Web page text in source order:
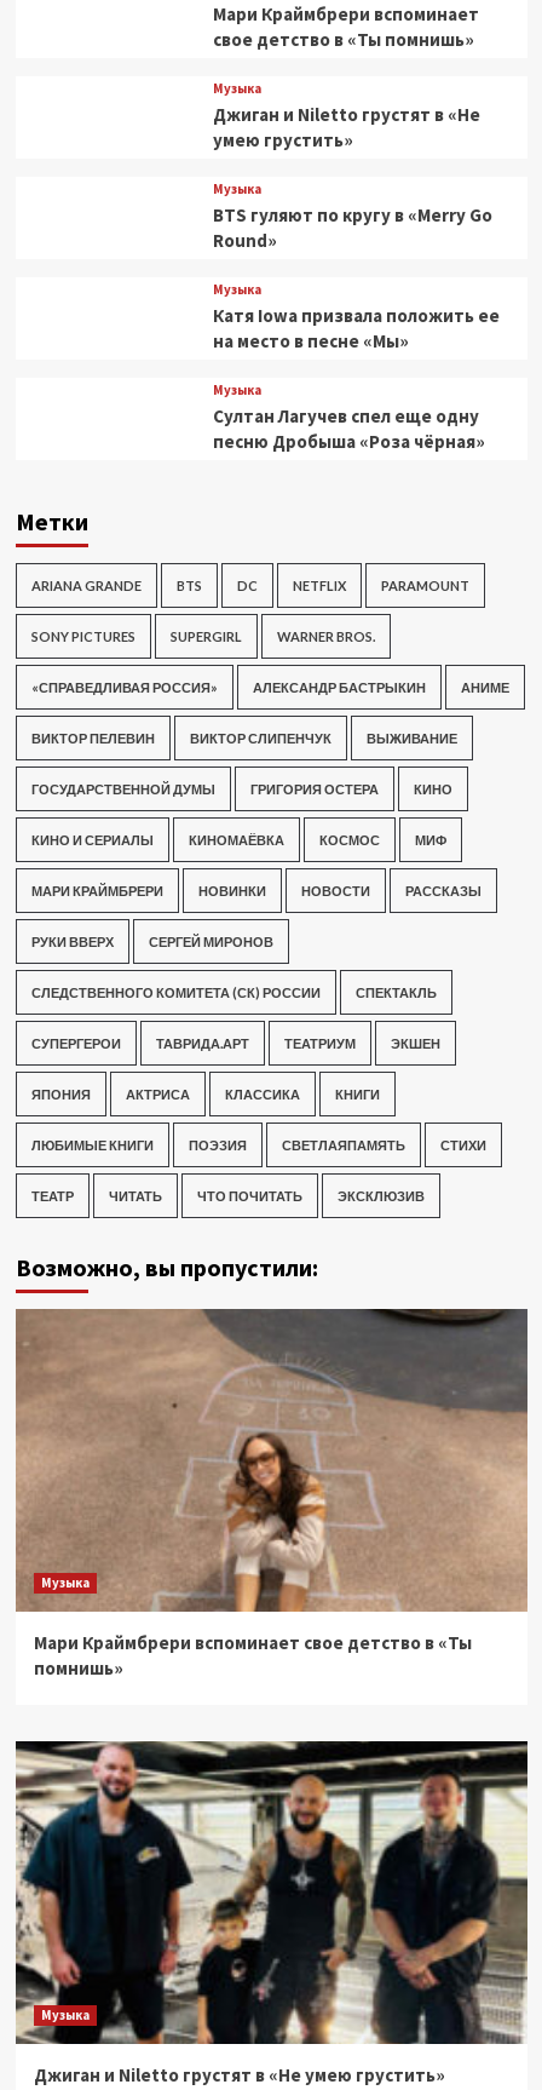
Мари Краймбрери вспоминает
свое детство в «Ты помнишь»
Музыка
Джиган и Niletto грустят в «Не
умею грустить»
Музыка
BTS гуляют по кругу в «Merry Go
Round»
Музыка
Катя Iowa призвала положить ее
на место в песне «Мы»
Музыка
Султан Лагучев спел еще одну
песню Дробыша «Роза чёрная»
Метки
ARIANA GRANDE BTS DC NETFLIX PARAMOUNT
SONY PICTURES SUPERGIRL WARNER BROS.
«СПРАВЕДЛИВАЯ РОССИЯ» АЛЕКСАНДР БАСТРЫКИН АНИМЕ
ВИКТОР ПЕЛЕВИН ВИКТОР СЛИПЕНЧУК ВЫЖИВАНИЕ
ГОСУДАРСТВЕННОЙ ДУМЫ ГРИГОРИЯ ОСТЕРА КИНО
КИНО И СЕРИАЛЫ КИНОМАЁВКА КОСМОС МИФ
МАРИ КРАЙМБРЕРИ НОВИНКИ НОВОСТИ РАССКАЗЫ
РУКИ ВВЕРХ СЕРГЕЙ МИРОНОВ
СЛЕДСТВЕННОГО КОМИТЕТА (СК) РОССИИ СПЕКТАКЛЬ
СУПЕРГЕРОИ ТАВРИДА.АРТ ТЕАТРИУМ ЭКШЕН
ЯПОНИЯ АКТРИСА КЛАССИКА КНИГИ
ЛЮБИМЫЕ КНИГИ ПОЭЗИЯ СВЕТЛАЯПАМЯТЬ СТИХИ
ТЕАТР ЧИТАТЬ ЧТО ПОЧИТАТЬ ЭКСКЛЮЗИВ
Возможно, вы пропустили:
Музыка
Мари Краймбрери вспоминает свое детство в «Ты
помнишь»
Музыка
Джиган и Niletto грустят в «Не умею грустить»